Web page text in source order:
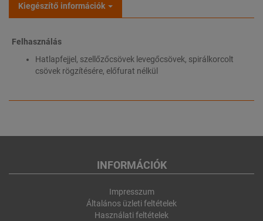
Kiegészítő információk
Felhasználás
Hatlapfejjel, szellőzőcsövek levegőcsövek, spirálkorcolt
csövek rögzítésére, előfurat nélkül
INFORMÁCIÓK
Impresszum
Általános üzleti feltételek
Használati feltételek